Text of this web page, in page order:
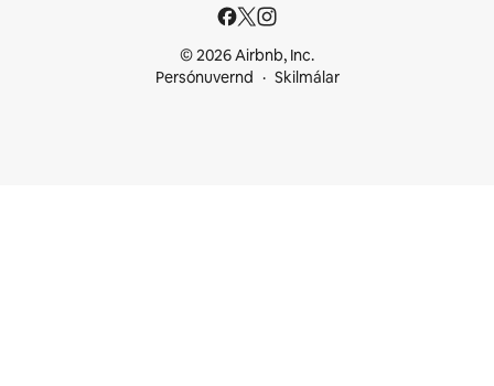
© 2026 Airbnb, Inc.
Persónuvernd
Skilmálar